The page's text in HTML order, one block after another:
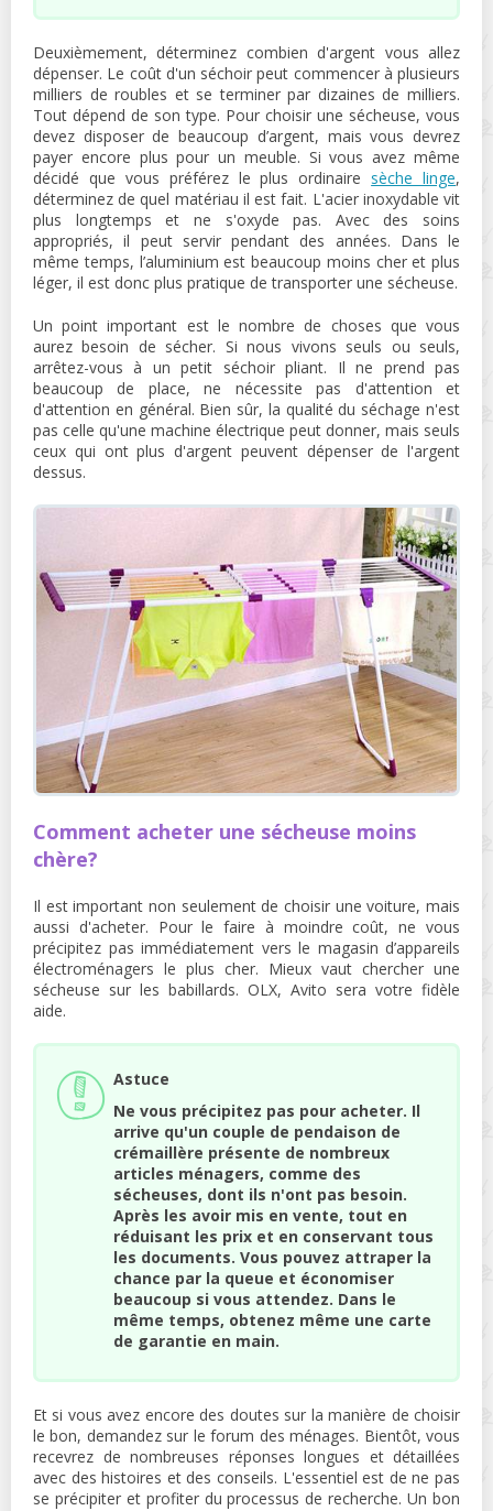
Deuxièmement, déterminez combien d'argent vous allez
dépenser. Le coût d'un séchoir peut commencer à plusieurs
milliers de roubles et se terminer par dizaines de milliers.
Tout dépend de son type. Pour choisir une sécheuse, vous
devez disposer de beaucoup d’argent, mais vous devrez
payer encore plus pour un meuble. Si vous avez même
décidé que vous préférez le plus ordinairesèche linge,
déterminez de quel matériau il est fait. L'acier inoxydable vit
plus longtemps et ne s'oxyde pas. Avec des soins
appropriés, il peut servir pendant des années. Dans le
même temps, l’aluminium est beaucoup moins cher et plus
léger, il est donc plus pratique de transporter une sécheuse.
Un point important est le nombre de choses que vous
aurez besoin de sécher. Si nous vivons seuls ou seuls,
arrêtez-vous à un petit séchoir pliant. Il ne prend pas
beaucoup de place, ne nécessite pas d'attention et
d'attention en général. Bien sûr, la qualité du séchage n'est
pas celle qu'une machine électrique peut donner, mais seuls
ceux qui ont plus d'argent peuvent dépenser de l'argent
dessus.
Comment acheter une sécheuse moins
chère?
Il est important non seulement de choisir une voiture, mais
aussi d'acheter. Pour le faire à moindre coût, ne vous
précipitez pas immédiatement vers le magasin d’appareils
électroménagers le plus cher. Mieux vaut chercher une
sécheuse sur les babillards. OLX, Avito sera votre fidèle
aide.
Astuce
Ne vous précipitez pas pour acheter. Il
arrive qu'un couple de pendaison de
crémaillère présente de nombreux
articles ménagers, comme des
sécheuses, dont ils n'ont pas besoin.
Après les avoir mis en vente, tout en
réduisant les prix et en conservant tous
les documents. Vous pouvez attraper la
chance par la queue et économiser
beaucoup si vous attendez. Dans le
même temps, obtenez même une carte
de garantie en main.
Et si vous avez encore des doutes sur la manière de choisir
le bon, demandez sur le forum des ménages. Bientôt, vous
recevrez de nombreuses réponses longues et détaillées
avec des histoires et des conseils. L'essentiel est de ne pas
se précipiter et profiter du processus de recherche. Un bon